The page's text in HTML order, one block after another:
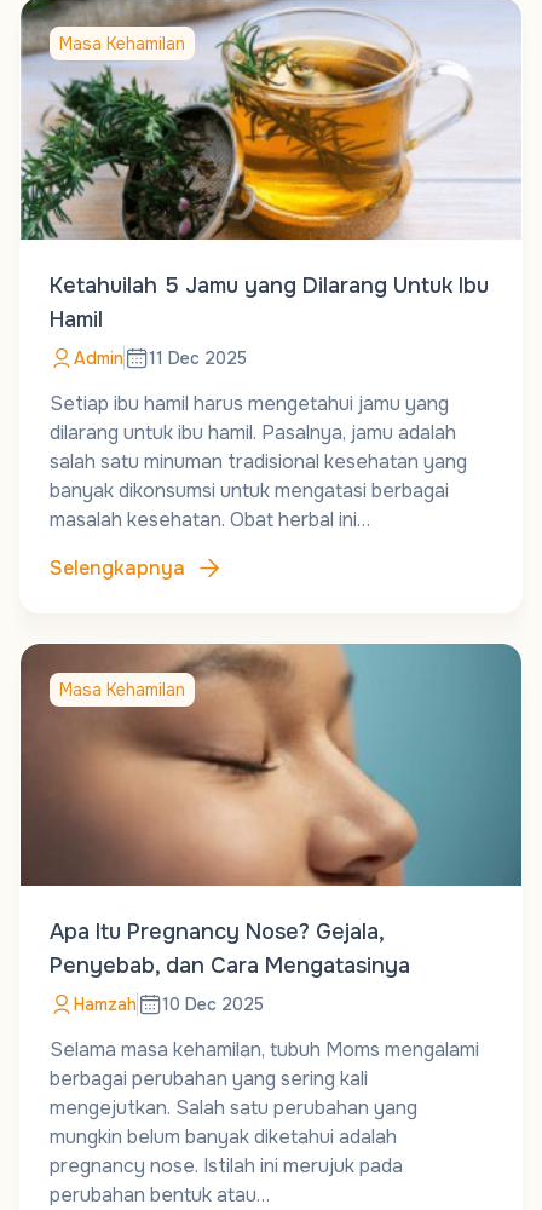
Masa Kehamilan
Ketahuilah 5 Jamu yang Dilarang Untuk Ibu
Hamil
Admin 11 Dec 2025
Setiap ibu hamil harus mengetahui jamu yang
dilarang untuk ibu hamil. Pasalnya, jamu adalah
salah satu minuman tradisional kesehatan yang
banyak dikonsumsi untuk mengatasi berbagai
masalah kesehatan. Obat herbal ini…
Selengkapnya
Masa Kehamilan
Apa Itu Pregnancy Nose? Gejala,
Penyebab, dan Cara Mengatasinya
Hamzah 10 Dec 2025
Selama masa kehamilan, tubuh Moms mengalami
berbagai perubahan yang sering kali
mengejutkan. Salah satu perubahan yang
mungkin belum banyak diketahui adalah
pregnancy nose. Istilah ini merujuk pada
perubahan bentuk atau…